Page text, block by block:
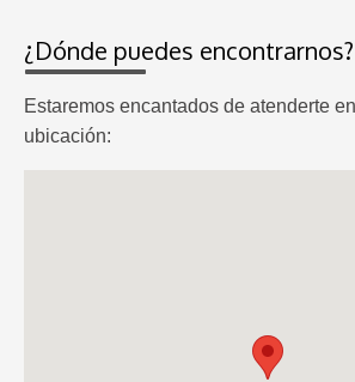
¿Dónde puedes encontrarnos?
Estaremos encantados de atenderte
ubicación: